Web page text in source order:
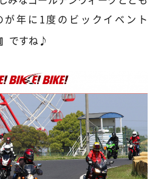
が年に1度のビックイベント
ですね♪